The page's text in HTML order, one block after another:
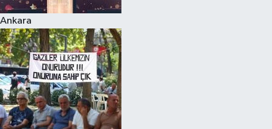
Ankara